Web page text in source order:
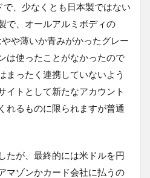
で、少なくとも日本製ではない
で、オールアルミボディの
や薄いか青みがかったグレー
は使ったことがなかったので
まったく連携していないよう
イトとして新たなアカウント
れるものに限られますが普通
たが、最終的には米ドルを円
マゾンかカード会社に払うの